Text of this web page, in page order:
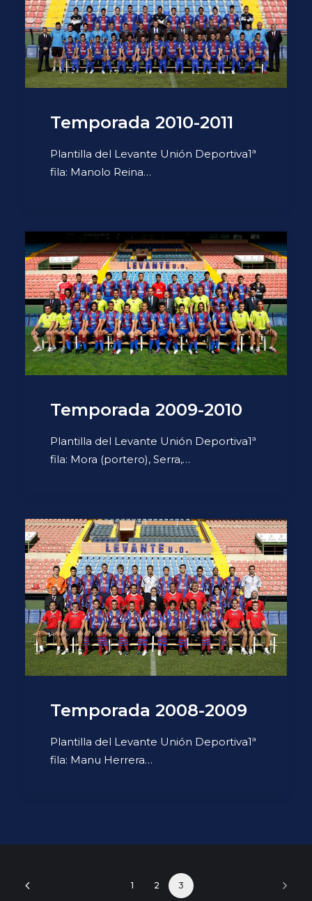
Temporada 2010-2011
Plantilla del Levante Unión Deportiva1ª
fila: Manolo Reina…
Temporada 2009-2010
Plantilla del Levante Unión Deportiva1ª
fila: Mora (portero), Serra,…
Temporada 2008-2009
Plantilla del Levante Unión Deportiva1ª
fila: Manu Herrera…
1 2 3